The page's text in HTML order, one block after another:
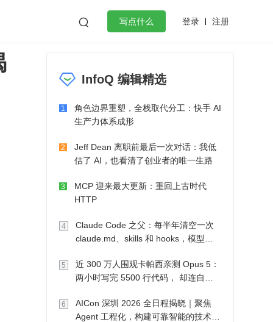
 写点什么 登录 注册
作
微服务架构 flutter
InfoQ 编辑精选
1
角色边界重塑，全栈取代分工：快手 AI
生产力体系成形
2
Jeff Dean 离职前最后一次对话：我低
估了 AI，也看清了创业者的唯一生路
3
MCP 迎来最大更新：重回上古时代
HTTP
4
Claude Code 之父：每半年清空一次
claude.md、skills 和 hooks，模型自
5
近 300 万人围观卡帕西亲测 Opus 5：
两小时写完 5500 行代码， 却连自己
6
AICon 深圳 2026 全日程揭晓｜聚焦
Agent 工程化，构建可靠智能的技术路